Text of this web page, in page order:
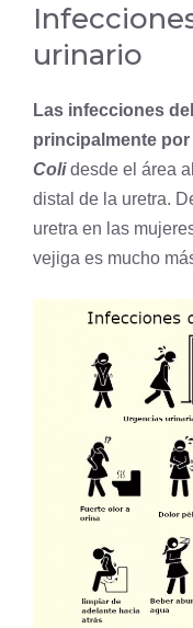
urinario
Las infecciones
principalmente
Colidesde el área
distal de la uretra.
uretra en las
vejiga es mucho